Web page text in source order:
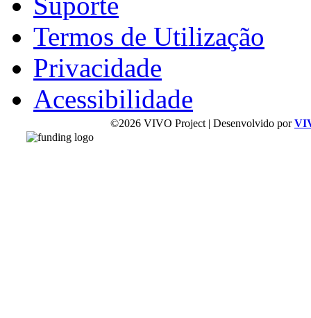
Termos de Utilização
Privacidade
Acessibilidade
©2026 VIVO Project | Desenvolvido por